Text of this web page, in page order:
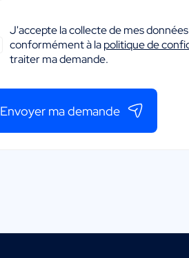
J'accepte la collecte de mes
conformément à lapolitique de
traiter ma demande.
Envoyer ma demande